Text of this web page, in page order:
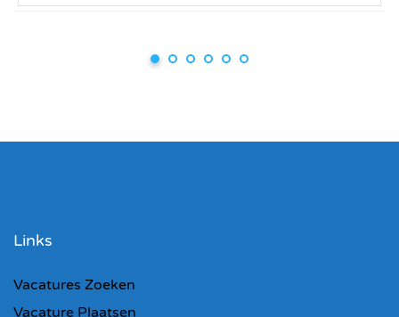
Links
Vacatures Zoeken
Vacature Plaatsen